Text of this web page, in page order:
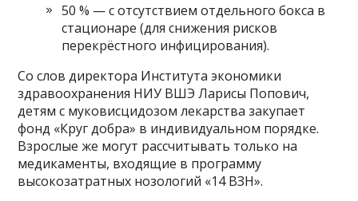
50 % — с отсутствием отдельного бокса в
стационаре (для снижения рисков
перекрёстного инфицирования).
Со слов директора Института экономики
здравоохранения НИУ ВШЭ Ларисы Попович,
детям с муковисцидозом лекарства закупает
фонд «Круг добра» в индивидуальном порядке.
Взрослые же могут рассчитывать только на
медикаменты, входящие в программу
высокозатратных нозологий «14 ВЗН».